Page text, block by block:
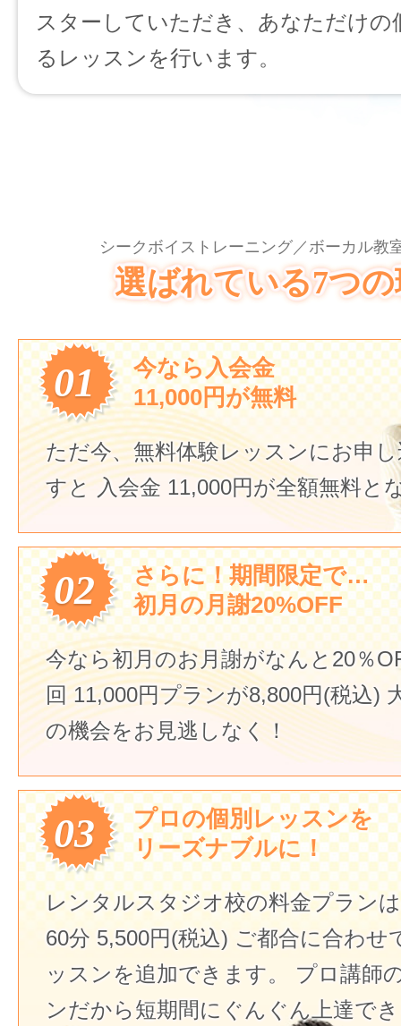
スターしていただき、あなただけの
るレッスンを行います。
シークボイストレーニング／ボーカル教
選ばれている7つ
01
今なら入会金
11,000円が無料
ただ今、無料体験レッスンにお申
すと 入会金 11,000円が全額無料と
02
さらに！期間限定で…
初月の月謝20%OFF
今なら初月のお月謝がなんと20％
回 11,000円プランが8,800円(税込)
の機会をお見逃しなく！
03
プロの個別レッスンを
リーズナブルに！
レンタルスタジオ校の料金プラン
60分 5,500円(税込) ご都合に合わせ
ッスンを追加できます。
プロ講師
ンだから短期間にぐんぐん上達で